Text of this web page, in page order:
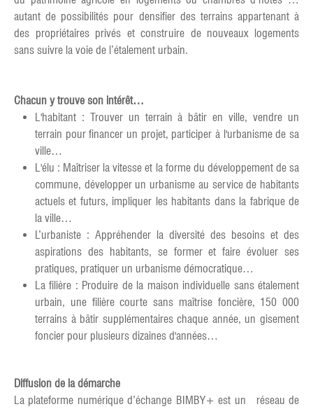
autant de possibilités pour densifier des terrains appartenant à
des propriétaires privés et construire de nouveaux logements
sans suivre la voie de l’étalement urbain.
Chacun y trouve son intérêt…
L'habitant : Trouver un terrain à bâtir en ville, vendre un
terrain pour financer un projet, participer à l'urbanisme de sa
ville…
L'élu : Maîtriser la vitesse et la forme du développement de sa
commune, développer un urbanisme au service de habitants
actuels et futurs, impliquer les habitants dans la fabrique de
la ville…
L’urbaniste : Appréhender la diversité des besoins et des
aspirations des habitants, se former et faire évoluer ses
pratiques, pratiquer un urbanisme démocratique…
La filière : Produire de la maison individuelle sans étalement
urbain, une filière courte sans maîtrise foncière, 150 000
terrains à bâtir supplémentaires chaque année, un gisement
foncier pour plusieurs dizaines d'années…
Diffusion de la démarche
La plateforme numérique d’échange BIMBY+ est un réseau de